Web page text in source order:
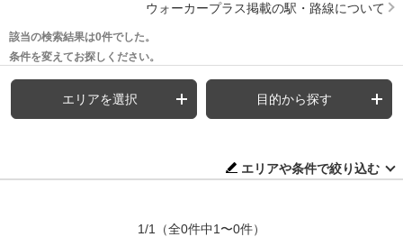
ウォーカープラス掲載の駅・路線について
該当の検索結果は0件でした。
条件を変えてお探しください。
エリアを選択 目的から探す
エリアや条件で絞り込む
1/1 （全0件中1〜0件）